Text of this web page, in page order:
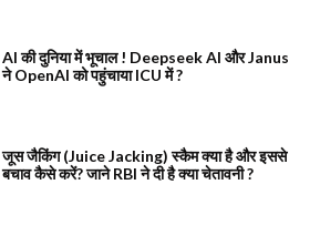
AI की दुनिया में भूचाल ! Deepseek AI और Janus
ने OpenAI को पहुंचाया ICU में ?
जूस जैकिंग (Juice Jacking) स्कैम क्या है और इससे
बचाव कैसे करें? जाने RBI ने दी है क्या चेतावनी ?